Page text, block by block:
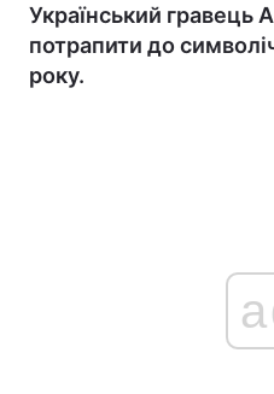
Український
потрапити до
року.